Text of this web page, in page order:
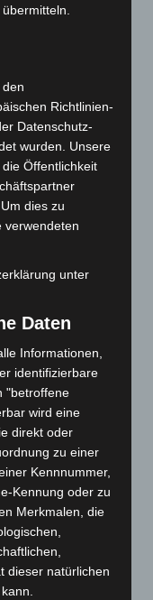
Richtlinien-
Datenschutz-
wurden. Unsere
Öffentlichkeit
dies zu
verwendeten
unter
Daten
Informationen,
identifizierbare
"betroffene
wird eine
direkt oder
zu einer
Kennnummer,
Kennung oder zu
Merkmalen, die
dieser natürlichen